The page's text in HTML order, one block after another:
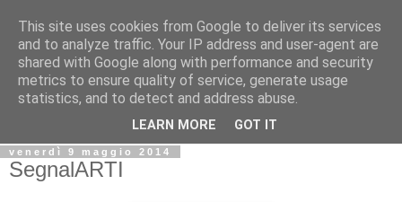
Biblio@rti in
Il Blog della Biblioteca di Area delle arti per condividere
informazioni iniziative incontri
venerdì 9 maggio 2014
SegnalARTI
This site uses cookies from Google to deliver its services
and to analyze traffic. Your IP address and user-agent are
shared with Google along with performance and security
metrics to ensure quality of service, generate usage
statistics, and to detect and address abuse.
LEARN MORE GOT IT